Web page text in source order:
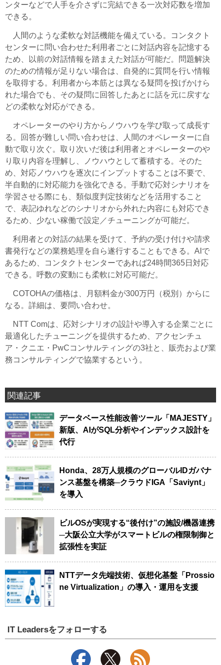
ンターなどで人手を介さずに完結できる一次対応数を増加
できる。
人間のような柔軟な対話機能を備えている。コンタクト
センターに問い合わせた利用者ごとに対話内容を記憶する
ため、以前の対話情報を踏まえた対話が可能だ。問題解決
のための情報が足りない場合は、自発的に質問を行い情報
を取得する。利用者から本筋とは異なる疑問を投げかけら
れた場合でも、その疑問に回答したあとに話を元に戻すな
どの柔軟な対応ができる。
オペレーターのやり方からノウハウを学び取って成長す
る。回答が難しい問い合わせは、人間のオペレーターに自
動で取り次ぐ。取り次いだ後は利用者とオペレーターのや
り取り内容を理解し、ノウハウとして蓄積する。そのた
め、対応ノウハウを逐次にインプットすることは不要で、
半自動的に対応能力を強化できる。手動で応対シナリオを
学習させる際にも、類似度判定技術などを活用すること
で、表記ゆれなどのシナリオから外れた内容にも対応でき
るため、少ない稼働で設定／チューニングが可能だ。
利用者との対話の結果を受けて、予約の受け付けや請求
書発行などの業務処理を自ら遂行することもできる。AIで
あるため、コンタクトセンターであれば24時間365日対応
できる。呼数の変動にも柔軟に対応可能だ。
COTOHAの価格は、月額料金が300万円（税別）からに
なる。詳細は、要問い合わせ。
NTT Comは、応対シナリオの設計や導入する企業ごとに
最適化したチューニングを提供するため、アクセンチュ
ア・クニエ・PwCコンサルティングの3社と、販売および業
務コンサルティングで協業するという。
関連記事
データベース性能改善ツール「MAJESTY」
新版、AIがSQL分析やインデックス設計を
代行
Honda、28万人規模のグローバルIDガバナ
ンス基盤を構築─クラウドIGA「Saviynt」
を導入
ビルOSが実現する“後付け”の施設/機器連携
─大阪公立大学がスマートビルの権限制御と
拡張性を実証
NTTデータ先端技術、仮想化基盤「Prossio
ne Virtualization」の導入・運用を支援
IT Leadersをフォローする